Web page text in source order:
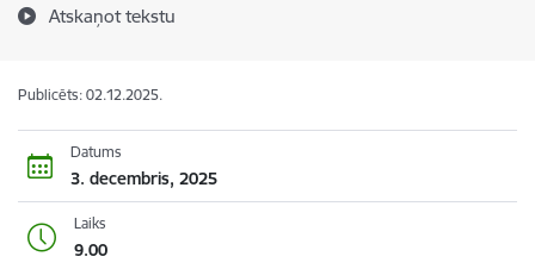
Atskaņot tekstu
Publicēts: 02.12.2025.
Datums
3. decembris, 2025
Laiks
9.00